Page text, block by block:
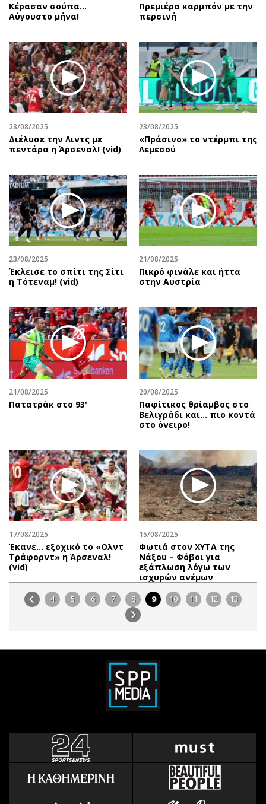
Κέρασαν σούπα…
Αύγουστο μήνα!
Πρεμιέρα καρμπόν με την
περσινή
23/08/2025
Διέλυσε την Λιντς με
πεντάρα η Άρσεναλ! (vid)
23/08/2025
«Πράσινο» το ντέρμπι της
Λεμεσού
23/08/2025
Έκλεισε το σπίτι της Σίτι
η Τότεναμ! (vid)
21/08/2025
Πικρό φινάλε και ήττα
στην Αυστρία
21/08/2025
Πατατράκ στο 93'
20/08/2025
Παφίτικος θρίαμβος στο
Βελιγράδι και... πιο κοντά
στο όνειρο!
17/08/2025
Έκανε… εξοχικό το «Ολντ
Τράφορντ» η Άρσεναλ!
(vid)
15/08/2025
Φωτιά στον ΧΥΤΑ της
Νάξου – Φόβοι για
εξάπλωση λόγω των
ισχυρών ανέμων
4 5 6 7 8 9 10 11 12 13